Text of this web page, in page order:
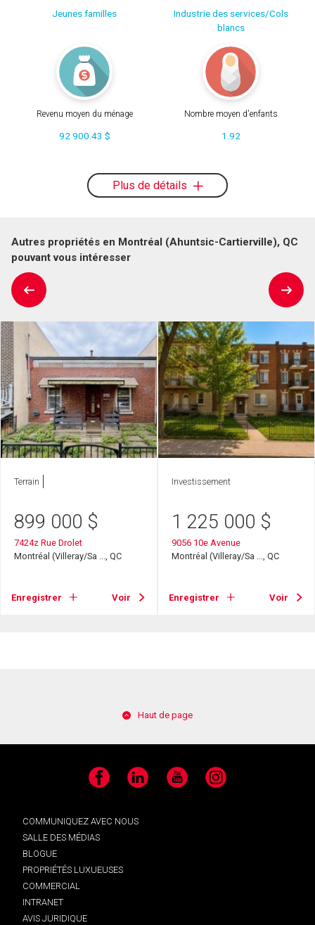
Jeunes familles
Industrie des services/Cols
blancs
Revenu moyen du ménage
92 900.43 $
Nombre moyen d'enfants
1.92
Plus de détails
Autres propriétés en Montréal (Ahuntsic-Cartierville), QC
pouvant vous intéresser
Terrain
899 000 $
7424z Rue Drolet
Montréal (Villeray/Sa ..., QC
Enregistrer Voir
Investissement
1 225 000 $
9056 10e Avenue
Montréal (Villeray/Sa ..., QC
Enregistrer Voir
Haut de page
Facebook LinkedIn YouTube Instagram
COMMUNIQUEZ AVEC NOUS
SALLE DES MÉDIAS
BLOGUE
PROPRIÉTÉS LUXUEUSES
COMMERCIAL
INTRANET
AVIS JURIDIQUE